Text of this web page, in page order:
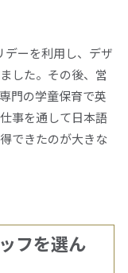
デーを利用し、デザ
した。その後、営
門の学童保育で英
事を通して日本語
できたのが大きな
フを選ん